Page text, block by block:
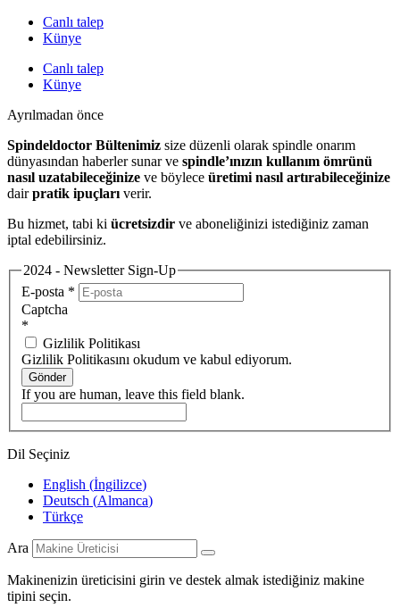
Canlı talep
Künye
Canlı talep
Künye
Ayrılmadan önce
Spindeldoctor Bültenimiz size düzenli olarak spindle onarım
dünyasından haberler sunar ve spindle’ınızın kullanım ömrünü
nasıl uzatabileceğinize ve böylece üretimi nasıl artırabileceğinize
dairpratik ipuçları verir.
Bu hizmet, tabi ki ücretsizdir ve aboneliğinizi istediğiniz zaman
iptal edebilirsiniz.
2024 - Newsletter Sign-Up
E-posta *
Captcha
*
Gizlilik Politikası
Gizlilik Politikasını okudum ve kabul ediyorum.
Gönder
If you are human, leave this field blank.
Dil Seçiniz
English (İngilizce)
Deutsch (Almanca)
Türkçe
Ara
Makinenizin üreticisini girin ve destek almak istediğiniz makine
tipini seçin.